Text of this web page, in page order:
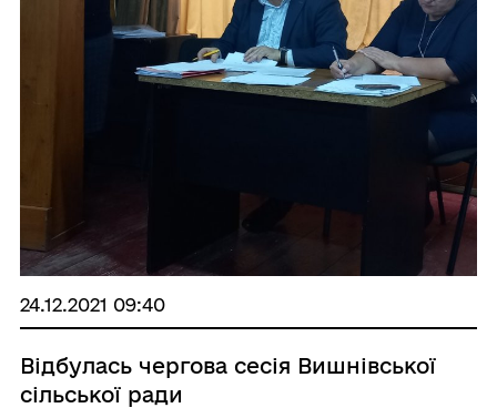
24.12.2021 09:40
Відбулась чергова сесія Вишнівської
сільської ради